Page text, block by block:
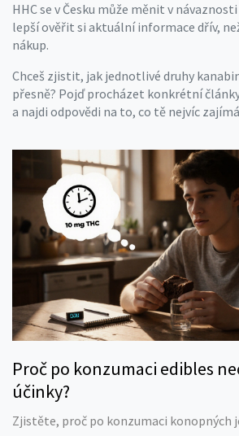
HHC se v Česku může měnit v
lepší ověřit si aktuální informace dřív,
nákup.
Chceš zjistit, jak jednotlivé druhy
přesně? Pojď procházet konkrétní
a najdi odpovědi na to, co tě nejvíc
Proč po konzumaci edibles
účinky?
Zjistěte, proč po konzumaci konopných